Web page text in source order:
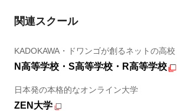
関連スクール
KADOKAWA・ドワンゴが創るネットの高校
N高等学校・S高等学校・R高等学校
日本発の本格的なオンライン大学
ZEN大学